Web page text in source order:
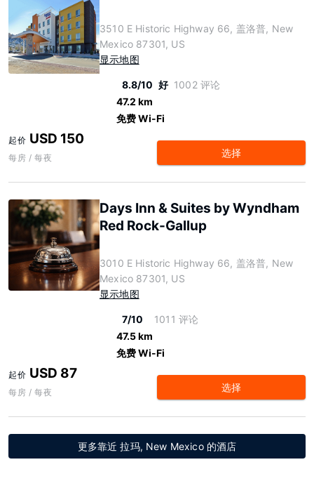
3510 E Historic Highway 66, 盖洛普, New
Mexico 87301, US
显示地图
8.8/10 好 1002 评论
47.2 km
免费 Wi-Fi
起价 USD 150
每房 / 每夜 选择
Days Inn & Suites by Wyndham
Red Rock-Gallup
3010 E Historic Highway 66, 盖洛普, New
Mexico 87301, US
显示地图
7/10
1011 评论
47.5 km
免费 Wi-Fi
起价 USD 87
每房 / 每夜 选择
更多靠近 拉玛, New Mexico 的酒店